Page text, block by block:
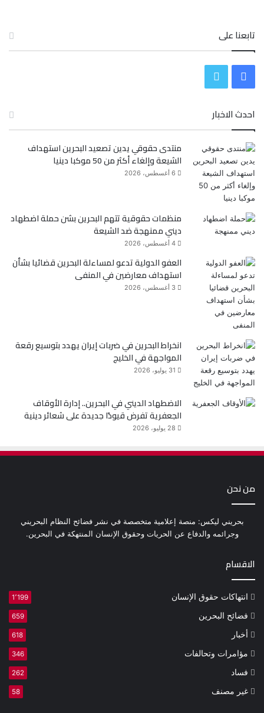
تابعنا على
ب
و
ك
ي
ت
ر
احدث الاخبار
منتدى حقوقي يدين تصعيد البحرين استهداف
الشيعة وإلغاء أكثر من 50 موكبا دينيا
6 أغسطس، 2026
منظمات حقوقية تتهم البحرين بشن حملة اضطهاد
ديني ممنهجة ضد الشيعة
4 أغسطس، 2026
العفو الدولية تدعو لمساءلة البحرين قضائيا بشأن
استهداف معارضين في المنفى
3 أغسطس، 2026
انخراط البحرين في ضربات إيران يهدد بتوسيع رقعة
المواجهة في الخليج
31 يوليو، 2026
الاضطهاد الديني في البحرين.. إدارة الأوقاف
الجعفرية تفرض قيودًا جديدة على شعائر دينية
28 يوليو، 2026
من نحن
بحريني ليكس: منصة إعلامية متخصصة في نشر فضائح النظام البحريني
وجرائمه والدفاع عن الحريات وحقوق الإنسان المنتهكة في البحرين.
الاقسام
انتهاكات حقوق الإنسان 1٬199
فضائح البحرين 659
أخبار 618
مؤامرات وتحالفات 346
فساد 262
غير مصنف 58